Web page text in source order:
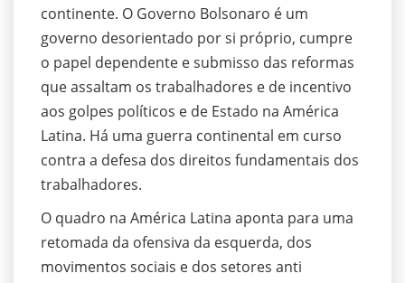
continente. O Governo Bolsonaro é um
governo desorientado por si próprio, cumpre
o papel dependente e submisso das reformas
que assaltam os trabalhadores e de incentivo
aos golpes políticos e de Estado na América
Latina. Há uma guerra continental em curso
contra a defesa dos direitos fundamentais dos
trabalhadores.
O quadro na América Latina aponta para uma
retomada da ofensiva da esquerda, dos
movimentos sociais e dos setores anti